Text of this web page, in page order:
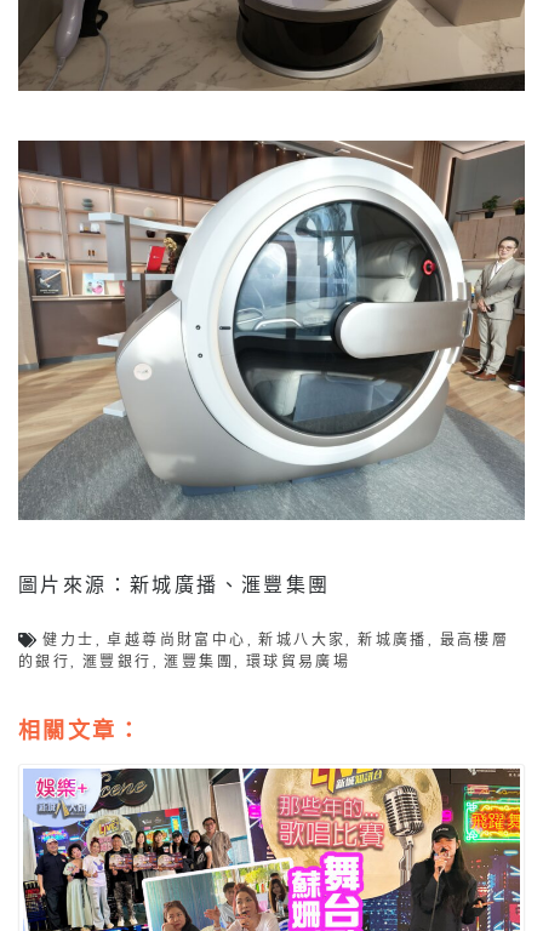
圖片來源：新城廣播、滙豐集團
健力士 ,卓越尊尚財富中心 ,新城八大家,新城廣播 , 最高樓層
的銀行,滙豐銀行 ,滙豐集團, 環球貿易廣場
相關文章：